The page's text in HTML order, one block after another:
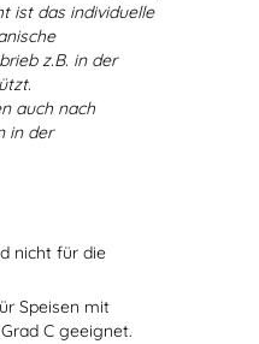
ist das individuelle
z.B. in der
auch nach
in der
nicht für die
Speisen mit
C geeignet.